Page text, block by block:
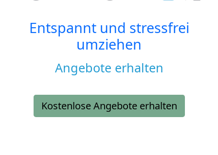
Entspannt und stressfrei
umziehen
Angebote erhalten
Kostenlose Angebote erhalten